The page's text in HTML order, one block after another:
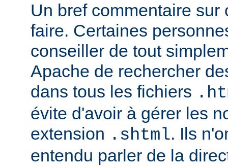
Un bref commentaire sur
faire. Certaines
conseiller de tout
Apache de rechercher
dans tous les fichiers
évite d'avoir à gérer les
extension .shtml. Ils
entendu parler de la